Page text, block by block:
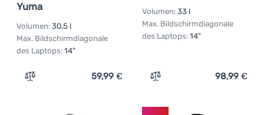
Yuma
Volumen: 30,5 l
Max. Bildschirmdiagonale
des Laptops: 14"
Zum Vergleich 'Urban-Rucksack Caterpillar Combat
59,99 €
Volumen: 33 l
Max. Bildschirmdiagonale
des Laptops: 14"
Zum Vergleich 'Urban-
98,99 €